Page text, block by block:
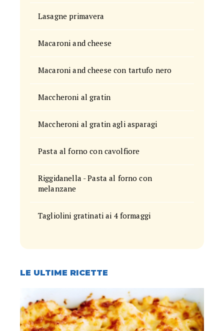
Lasagne primavera
Macaroni and cheese
Macaroni and cheese con tartufo nero
Maccheroni al gratin
Maccheroni al gratin agli asparagi
Pasta al forno con cavolfiore
Riggidanella - Pasta al forno con
melanzane
Tagliolini gratinati ai 4 formaggi
LE ULTIME RICETTE